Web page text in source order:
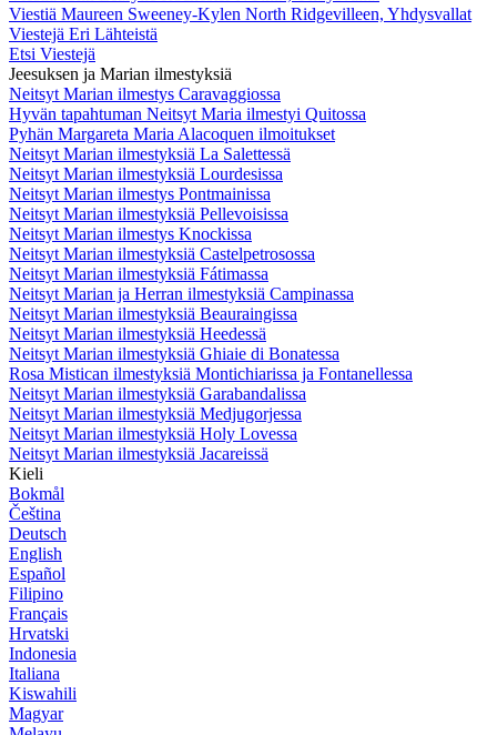
Viestiä Maureen Sweeney-Kylen North Ridgevilleen, Yhdysvallat
Viestejä Eri Lähteistä
Etsi Viestejä
Jeesuksen ja Marian ilmestyksiä
Neitsyt Marian ilmestys Caravaggiossa
Hyvän tapahtuman Neitsyt Maria ilmestyi Quitossa
Pyhän Margareta Maria Alacoquen ilmoitukset
Neitsyt Marian ilmestyksiä La Salettessä
Neitsyt Marian ilmestyksiä Lourdesissa
Neitsyt Marian ilmestys Pontmainissa
Neitsyt Marian ilmestyksiä Pellevoisissa
Neitsyt Marian ilmestys Knockissa
Neitsyt Marian ilmestyksiä Castelpetrosossa
Neitsyt Marian ilmestyksiä Fátimassa
Neitsyt Marian ja Herran ilmestyksiä Campinassa
Neitsyt Marian ilmestyksiä Beauraingissa
Neitsyt Marian ilmestyksiä Heedessä
Neitsyt Marian ilmestyksiä Ghiaie di Bonatessa
Rosa Mistican ilmestyksiä Montichiarissa ja Fontanellessa
Neitsyt Marian ilmestyksiä Garabandalissa
Neitsyt Marian ilmestyksiä Medjugorjessa
Neitsyt Marian ilmestyksiä Holy Lovessa
Neitsyt Marian ilmestyksiä Jacareissä
Kieli
Bokmål
Čeština
Deutsch
English
Español
Filipino
Français
Hrvatski
Indonesia
Italiana
Kiswahili
Magyar